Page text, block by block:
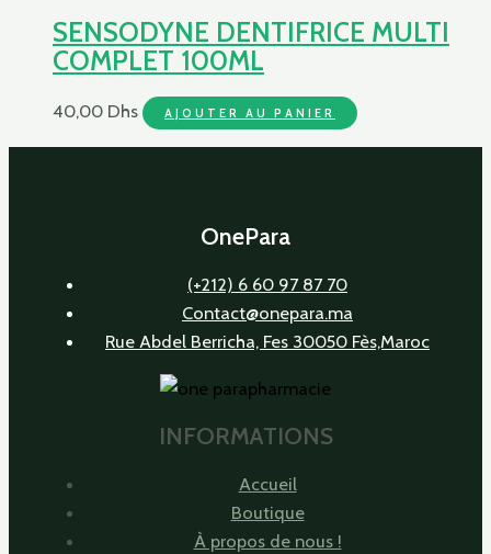
SENSODYNE DENTIFRICE MULTI
COMPLET 100ML
40,00 Dhs AJOUTER AU PANIER
OnePara
(+212) 6 60 97 87 70
Contact@onepara.ma
Rue Abdel Berricha, Fes 30050 Fès,Maroc
INFORMATIONS
Accueil
Boutique
À propos de nous !